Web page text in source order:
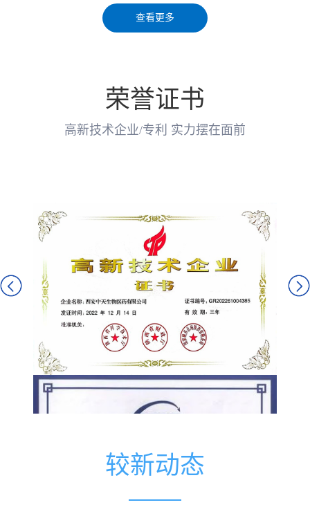
查看更多
荣誉证书
高新技术企业/专利 实力摆在面前
较新动态